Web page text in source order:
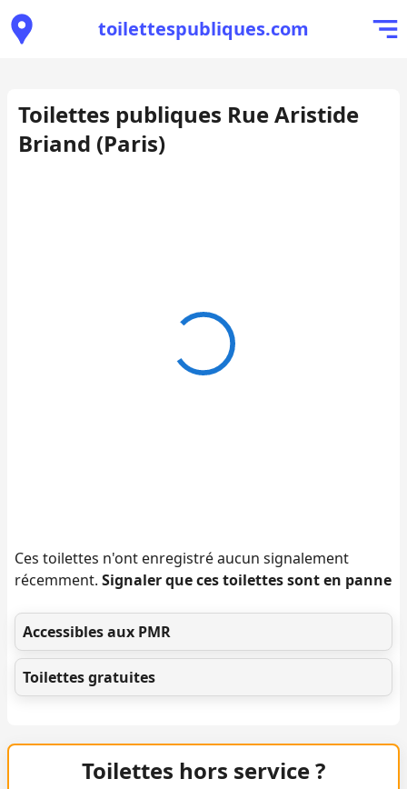
toilettespubliques.com
Toilettes publiques Rue Aristide
Briand (Paris)
Ces toilettes n'ont enregistré aucun signalement
récemment. Signaler que ces toilettes sont en panne
Accessibles aux PMR
Toilettes gratuites
Toilettes hors service ?